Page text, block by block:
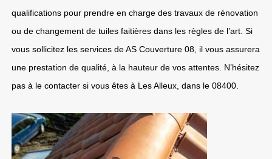
qualifications pour prendre en charge des travaux de rénovation
ou de changement de tuiles faitières dans les règles de l’art. Si
vous sollicitez les services de AS Couverture 08, il vous assurera
une prestation de qualité, à la hauteur de vos attentes. N’hésitez
pas à le contacter si vous êtes à Les Alleux, dans le 08400.